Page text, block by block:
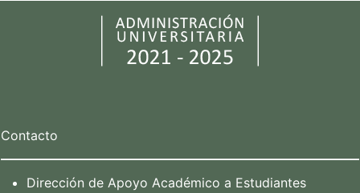
Contacto
Dirección de Apoyo Académico a Estudiantes